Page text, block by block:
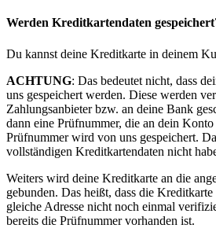
Werden Kreditkartendaten
Du kannst deine Kreditkarte in deinem
ACHTUNG: Das bedeutet nicht, dass
uns gespeichert werden. Diese werden
Zahlungsanbieter bzw. an deine Bank
dann eine Prüfnummer, die an dein
Prüfnummer wird von uns gespeichert.
vollständigen Kreditkartendaten nicht
Weiters wird deine Kreditkarte an die
gebunden. Das heißt, dass die
gleiche Adresse nicht noch einmal
bereits die Prüfnummer vorhanden ist.